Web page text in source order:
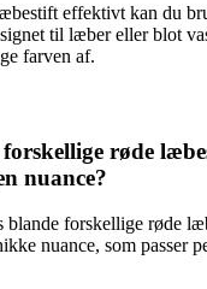
effektivt kan du
til læber eller blot
farven af.
røde
nuance?
blande forskellige røde
nuance, som passer